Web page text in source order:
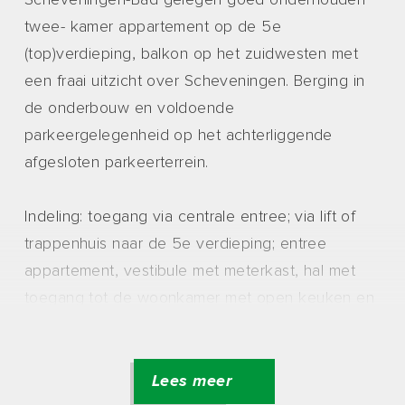
twee- kamer appartement op de 5e
(top)verdieping, balkon op het zuidwesten met
een fraai uitzicht over Scheveningen. Berging in
de onderbouw en voldoende
parkeergelegenheid op het achterliggende
afgesloten parkeerterrein.
Indeling: toegang via centrale entree; via lift of
trappenhuis naar de 5e verdieping; entree
appartement, vestibule met meterkast, hal met
balkon op het zuidwesten met een fraai uitzicht
Lees meer